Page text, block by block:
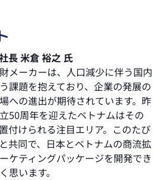
長 米倉 裕之 氏
メーカーは、人口減少に伴う国内
課題を抱えており、企業の発展の
への進出が期待されています。昨
50周年を迎えたベトナムはその
付けられる注目エリア。このたび
共同で、日本とベトナムの商流拡
ケティングパッケージを開発でき
思います。